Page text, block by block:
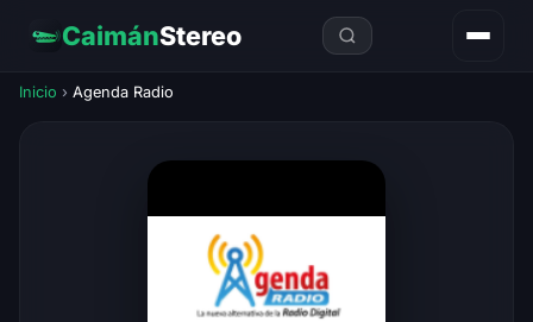
CaimánStereo
Inicio › Agenda Radio